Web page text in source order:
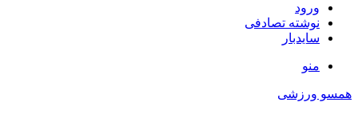
ورود
نوشته تصادفی
سایدبار
منو
همسو ورزشی